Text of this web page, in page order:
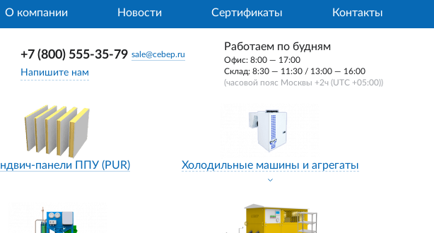
О компании Новости Сертификаты Контакты
+7 (800) 555-35-79 sale@cebep.ru
Напишите нам
Работаем по будням
Офис: 8:00 — 17:00
Склад: 8:30 — 11:30 / 13:00 — 16:00
(часовой пояс Москвы +2ч (UTC +05:00))
панели ППУ (PUR) Холодильные машины и агрегаты